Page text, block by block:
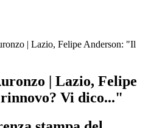
| Lazio, Felipe Anderson: "Il
| Lazio, Felipe
Vi dico..."